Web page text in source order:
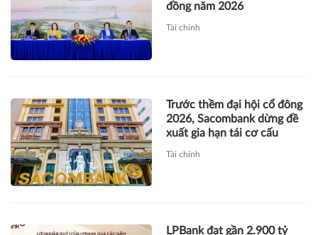
đồng năm 2026
Tài chính
Trước thềm đại hội cổ đông
2026, Sacombank dừng đề
xuất gia hạn tái cơ cấu
Tài chính
LPBank đạt gần 2.900 tỷ